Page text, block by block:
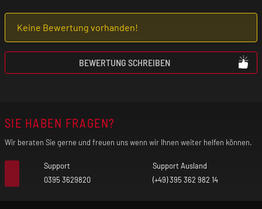
Keine Bewertung vorhanden!
BEWERTUNG SCHREIBEN
SIE HABEN FRAGEN?
Wir beraten Sie gerne und freuen uns wenn wir Ihnen weiter helfen können.
Support
0395 3629820
Support Ausland
(+49) 395 362 982 14